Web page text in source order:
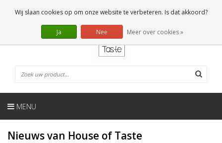
0 Artikelen
NL
MENU
Nieuws van House of Taste
Wij slaan cookies op om onze website te verbeteren. Is dat akkoord?
Ja Nee Meer over cookies »